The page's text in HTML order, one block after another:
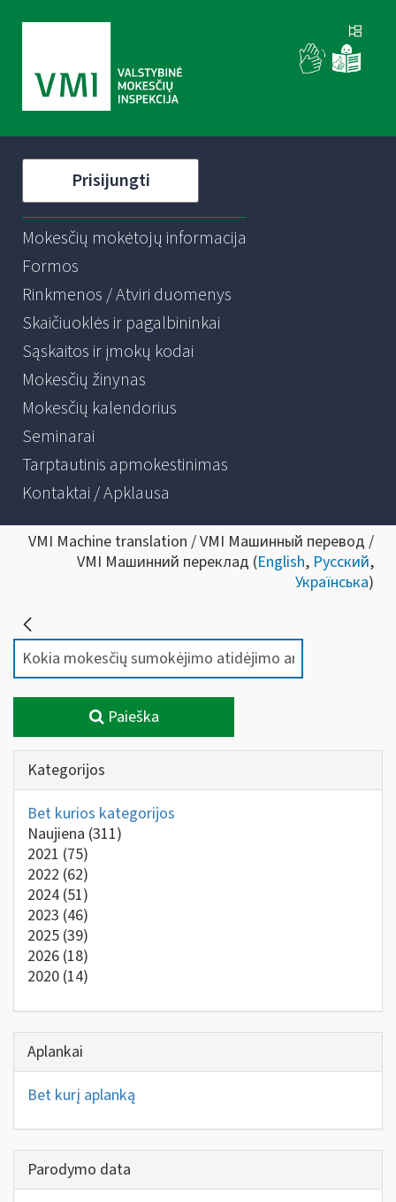
Prisijungti
Mokesčių mokėtojų informacija
Formos
Rinkmenos / Atviri duomenys
Skaičiuoklės ir pagalbininkai
Sąskaitos ir įmokų kodai
Mokesčių žinynas
Mokesčių kalendorius
Seminarai
Tarptautinis apmokestinimas
Kontaktai / Apklausa
VMI Machine translation / VMI Машинный перевод /
VMI Машинний переклад (English, Русский,
Українська)
Paieška
Kategorijos
Bet kurios kategorijos
Naujiena (311)
2021 (75)
2022 (62)
2024 (51)
2023 (46)
2025 (39)
2026 (18)
2020 (14)
Aplankai
Bet kurį aplanką
Parodymo data